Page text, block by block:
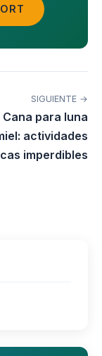
SIGUIENTE →
Cana para luna
actividades
imperdibles